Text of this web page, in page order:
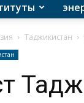
Таджикистан